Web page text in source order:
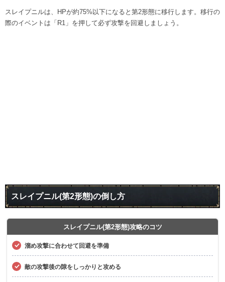
スレイプニルは、HPが約75%以下になると第2形態に移行します。移行の
際のイベントは「R1」を押して必ず攻撃を回避しましょう。
スレイプニル(第2形態)の倒し方
スレイプニル(第2形態)攻略のコツ
溜め攻撃に合わせて回避を準備
敵の攻撃後の隙をしっかりと攻める